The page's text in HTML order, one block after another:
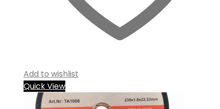
Add to wishlist
Quick View